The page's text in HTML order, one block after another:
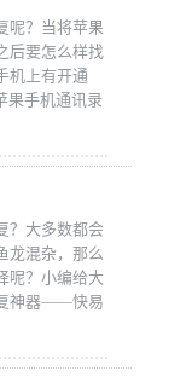
呢？当将苹果
后要怎么样找
机上有开通
果手机通讯录
？大多数都会
龙混杂，那么
呢？小编给大
神器——快易